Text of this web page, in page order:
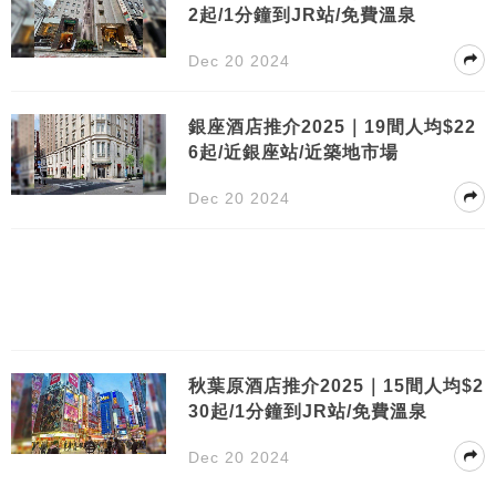
2起/1分鐘到JR站/免費溫泉
Dec 20 2024
銀座酒店推介2025｜19間人均$22
6起/近銀座站/近築地市場
Dec 20 2024
秋葉原酒店推介2025｜15間人均$2
30起/1分鐘到JR站/免費溫泉
Dec 20 2024